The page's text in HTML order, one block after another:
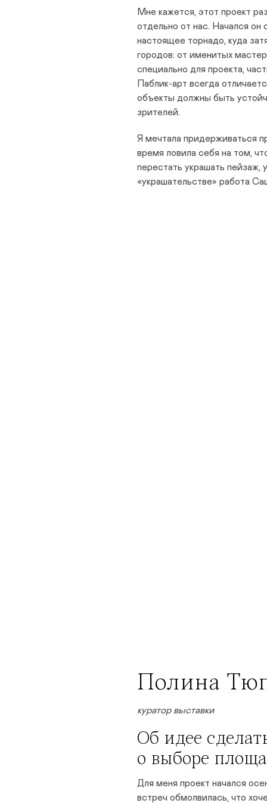
Мне кажется, этот проект
отдельно от нас. Начался он
настоящее торнадо, куда
городов: от именитых
специально для проекта,
Паблик-арт всегда
объекты должны быть
зрителей.
Я мечтала придерживаться
время ловила себя на том,
перестать украшать пейзаж,
«украшательстве» работа
Полина
куратор выставки
Об идее
о выборе
Для меня проект начался
встреч обмолвилась, что